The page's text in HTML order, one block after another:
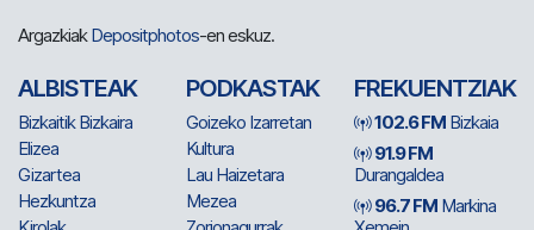
ArgazkiakDepositphotos-en eskuz.
ALBISTEAK
Bizkaitik Bizkaira
Elizea
Gizartea
Hezkuntza
PODKASTAK
Goizeko Izarretan
Kultura
Lau Haizetara
Mezea
FREKUENTZIAK
102.6 FM Bizkaia
91.9 FM
Durangaldea
96.7 FM Markina